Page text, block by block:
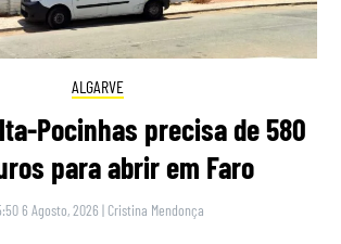
ALGARVE
Pocinhas precisa de 580
para abrir em Faro
6 Agosto, 2026 | Cristina Mendonça